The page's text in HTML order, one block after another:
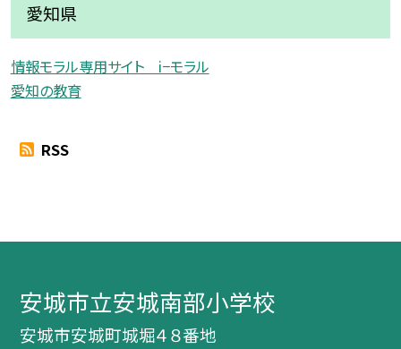
愛知県
情報モラル専用サイト i−モラル
愛知の教育
RSS
安城市立安城南部小学校
安城市安城町城堀４８番地